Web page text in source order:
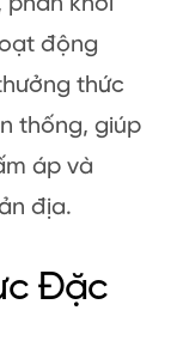
động
thức
thống, giúp
áp và
địa.
Đặc